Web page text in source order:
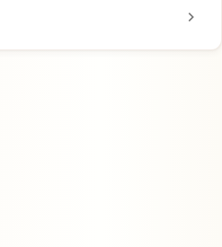
chevron_right